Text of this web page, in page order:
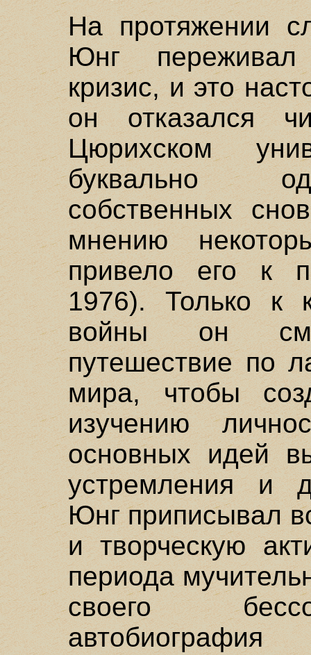
На протяжении
Юнг
кризис, и это
он отказался
Цюрихском
буквально
собственных
мнению
привело его к
1976). Только к
войны он
путешествие по
мира, чтобы
изучению
основных идей
устремления и
Юнг приписывал
и творческую
периода
своего